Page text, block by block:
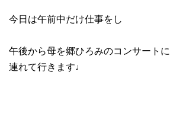
今日は午前中だけ仕事をし
午後から母を郷ひろみのコンサートに
連れて行きます♩